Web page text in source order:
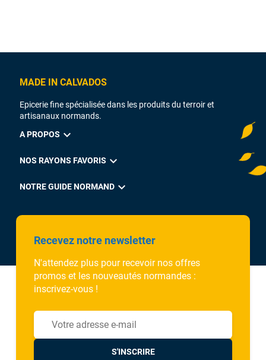
MADE IN CALVADOS
Epicerie fine spécialisée dans les produits du terroir et
artisanaux normands.
A PROPOS expand_more
NOS RAYONS FAVORIS expand_more
NOTRE GUIDE NORMAND expand_more
Recevez notre newsletter
N'attendez plus pour recevoir nos offres
promos et les nouveautés normandes :
inscrivez-vous !
S'INSCRIRE